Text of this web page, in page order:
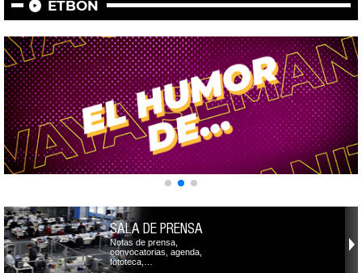
ETBON
SALA DE PRENSA
Notas de prensa,
convocatorias, agenda,
fototeca,…